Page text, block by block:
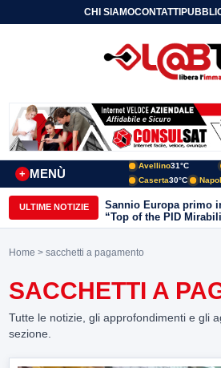
CHI SIAMOCONTATTI
MENÙ
+
Avellino31°C
Caserta30°C
ULTIME NOTIZIE
Sannio Europa primo
“Top of the PID
realtà virtuale nei
Home > sacchetti a pagamento
SACCHETTI A
Tutte le notizie, gli approfondimenti e gli
sezione.